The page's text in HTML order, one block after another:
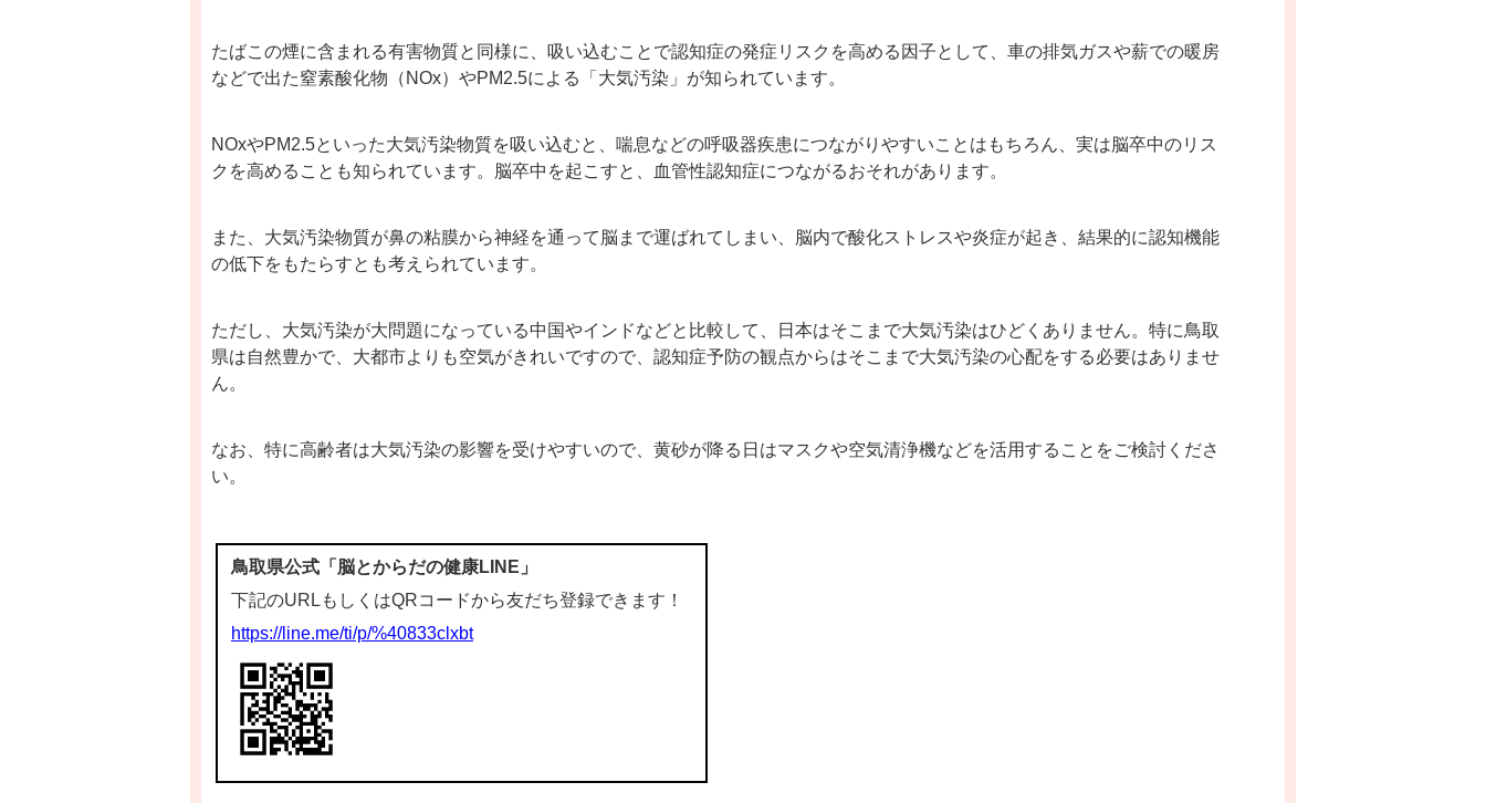
たばこの煙に含まれる有害物質と同様に、吸い込むことで認知症の発症リスクを高める因子として、車の排気ガスや薪での暖房
などで出た窒素酸化物（ NOx）やPM2.5による「大気汚染」が知られています。
NOxやPM2.5といった大気汚染物質を吸い込むと、喘息などの呼吸器疾患につながりやすいことはもちろん、実は脳卒中のリス
クを高めることも知られています。脳卒中を起こすと、血管性認知症につながるおそれがあります。
また、大気汚染物質が鼻の粘膜から神経を通って脳まで運ばれてしまい、脳内で酸化ストレスや炎症が起き、結果的に認知機能
の低下をもたらすとも考えられています。
ただし、大気汚染が大問題になっている中国やインドなどと比較して、日本はそこまで大気汚染はひどくありません。特に鳥取
県は自然豊かで、大都市よりも空気がきれいですので、認知症予防の観点からはそこまで大気汚染の心配をする必要はありませ
ん。
なお、特に高齢者は大気汚染の影響を受けやすいので、黄砂が降る日はマスクや空気清浄機などを活用することをご検討くださ
い。
鳥取県公式「脳とからだの健康LINE 」
下記のURL もしくはQRコードから友だち登録できます！
https://line.me/ti/p/%40833clxbt